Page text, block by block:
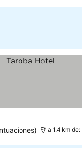
a 1.4 km